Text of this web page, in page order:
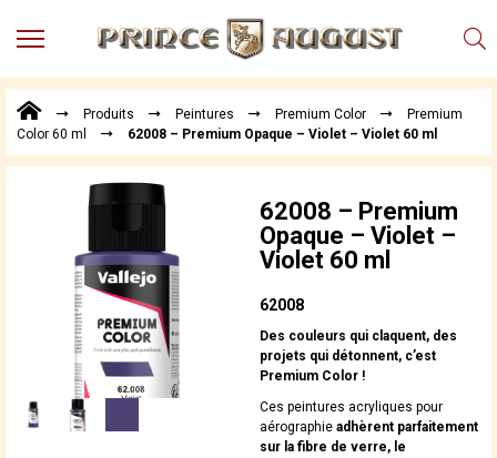
MENU
Points
de
Vente
Conseil
Actualités
Téléchargements
Techniques,
trucs et
astuces
Vidéos
Produits Peintures Premium Color
Premium
Color 60 ml
62008 – Premium Opaque – Violet – Violet 60 ml
62008 – Premium
Opaque – Violet –
Violet 60 ml
62008
Des couleurs qui claquent, des
projets qui détonnent, c’est
Premium Color !
Ces peintures acryliques pour
aérographie adhèrent parfaitement
sur la fibre de verre, le